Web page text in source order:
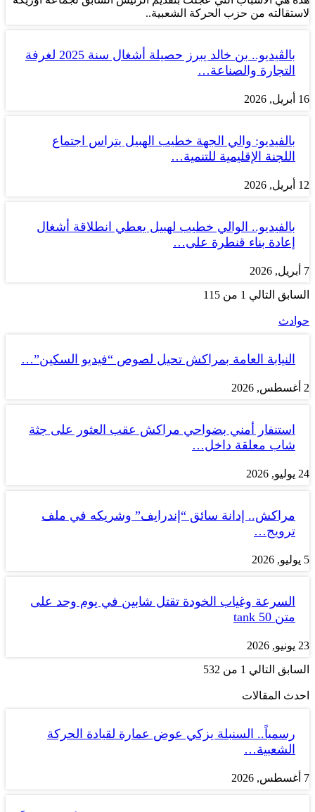
لاستقالته من حزب الحركة الشعبية..
بالڤيديو.. بن خالد يبرز حصيلة أشغال سنة 2025 لغرفة
التجارة والصناعة…
16 أبريل, 2026
بالفيديو: والي الجهة خطيب الهبيل يتراس اجتماع
اللجنة الإقليمية للتنمية…
12 أبريل, 2026
بالفيديو.. الوالي خطيب لهبيل يعطي انطلاقة أشغال
إعادة بناء قنطرة على…
7 أبريل, 2026
السابق التالي 1 من 115
حوادث
النيابة العامة بمراكش تحيل لصوص “فيديو السكين”…
2 أغسطس, 2026
استنفار أمني بضواحي مراكش عقب العثور على جثة
شاب معلقة داخل…
24 يوليو, 2026
مراكش.. إدانة سائق “إندرايف” وشريكه في ملف
ترويج…
5 يوليو, 2026
السرعة وغياب الخودة تقتل شابين في يوم وحد على
متن tank 50
23 يونيو, 2026
السابق التالي 1 من 532
احدث المقالات
رسمياً.. السنبلة يزكي عوض عمارة لقيادة الحركة
الشعبية…
7 أغسطس, 2026